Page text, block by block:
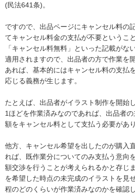
(民法641条)。
ですので、出品ページにキャンセル料の
てキャンセル料金の支払が不要というこ
「キャンセル料無料」といった記載がな
適用されますので、出品者の方で作業を
あれば、基本的にはキャンセル料の支払
応じる義務が生じます。
たとえば、出品者がイラスト制作を開始
1ほどを作業済みなのであれば、出品者
額をキャンセル料として支払う必要があり
他方、キャンセル希望を出したのが購入
れば、既作業分についてのみ支払う意向
額交渉を行うことが考えられるかと存じ
を希望した時点の未完成のイラストを見
程のどのくらいが作業済みなのかを確認